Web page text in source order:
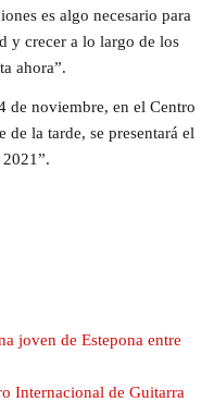
es algo necesario para
y crecer a lo largo de los
ahora”.
de noviembre, en el Centro
de la tarde, se presentará el
joven de Estepona entre
Internacional de Guitarra